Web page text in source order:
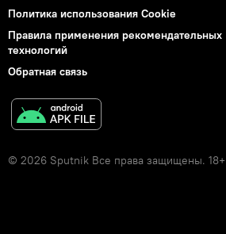
Политика использования Cookie
Правила применения рекомендательных
технологий
Обратная связь
© 2026 Sputnik Все права защищены. 18+